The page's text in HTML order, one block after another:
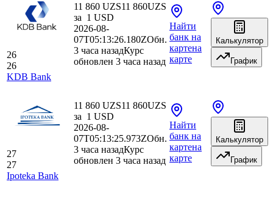
26
26
KDB Bank
11 860 UZS11 860UZS
за 1 USD
2026-08-
07T05:13:26.180ZОбн.
3 часа назадКурс
обновлен 3 часа назад
Найти
банк на
картена
карте
Калькулятор
График
27
27
Ipoteka Bank
11 860 UZS11 860UZS
за 1 USD
2026-08-
07T05:13:25.973ZОбн.
3 часа назадКурс
обновлен 3 часа назад
Найти
банк на
картена
карте
Калькулятор
График